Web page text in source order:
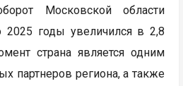
Московской области
годы увеличился в 2,8
страна является одним
партнеров региона, а также